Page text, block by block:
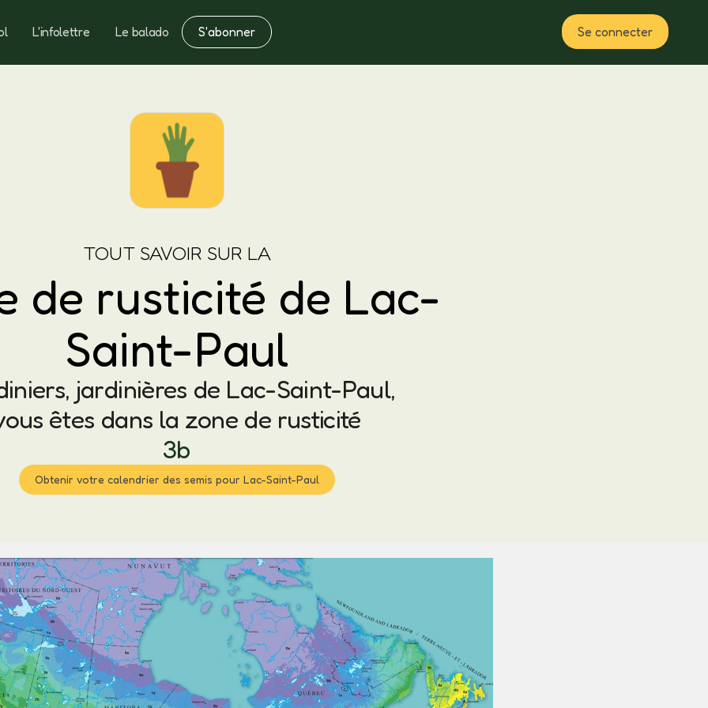
L'infolettre Le balado S'abonner Se connecter
Notes Fertilisation Plan
TOUT SAVOIR SUR LA
de rusticité de Lac-
Saint-Paul
jardinières de Lac-Saint-Paul,
êtes dans la zone de rusticité
3b
Obtenir votre calendrier des semis pour Lac-Saint-Paul